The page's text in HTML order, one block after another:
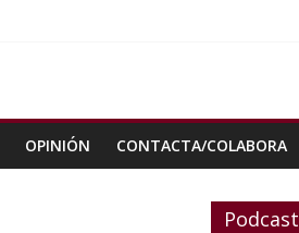
OPINIÓN CONTACTA/COLABORA
Podcast